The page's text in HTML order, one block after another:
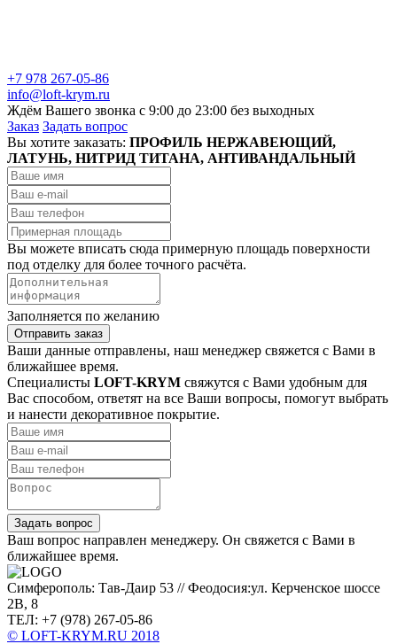
+7 978 267-05-86
info@loft-krym.ru
Ждём Вашего звонка с 9:00 до 23:00 без выходных
Заказ Задать вопрос
Вы хотите заказать: ПРОФИЛЬ НЕРЖАВЕЮЩИЙ,
ЛАТУНЬ, НИТРИД ТИТАНА, АНТИВАНДАЛЬНЫЙ
Вы можете вписать сюда примерную площадь поверхности
под отделку для более точного расчёта.
Заполняется по желанию
Отправить заказ
Ваши данные отправлены, наш менеджер свяжется с Вами в
ближайшее время.
Специалисты LOFT-KRYM свяжутся с Вами удобным для
Вас способом, ответят на все Ваши вопросы, помогут выбрать
и нанести декоративное покрытие.
Задать вопрос
Ваш вопрос направлен менеджеру. Он свяжется с Вами в
ближайшее время.
Симферополь: Тав-Даир 53 // Феодосия:ул. Керченское шоссе
2В, 8
ТЕЛ: +7 (978) 267-05-86
© LOFT-KRYM.RU 2018